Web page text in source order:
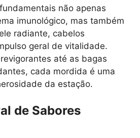
não apenas
imunológico, mas também
radiante, cabelos
geral de vitalidade.
até as bagas
cada mordida é uma
da estação.
de Sabores